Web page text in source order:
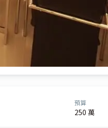
預算
250 萬